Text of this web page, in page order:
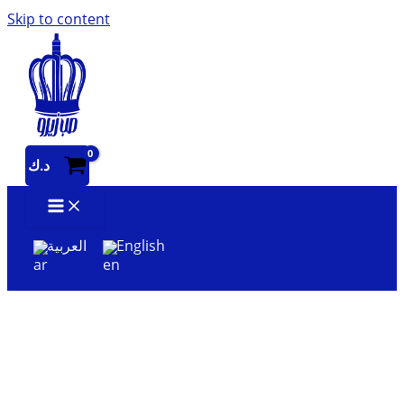
Skip to content
د.ك
العربية English